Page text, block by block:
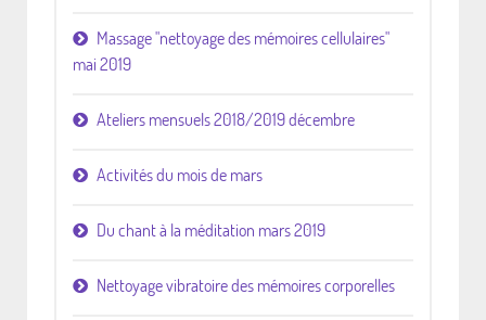
Massage "nettoyage des mémoires cellulaires"
mai 2019
Ateliers mensuels 2018/2019 décembre
Activités du mois de mars
Du chant à la méditation mars 2019
Nettoyage vibratoire des mémoires corporelles